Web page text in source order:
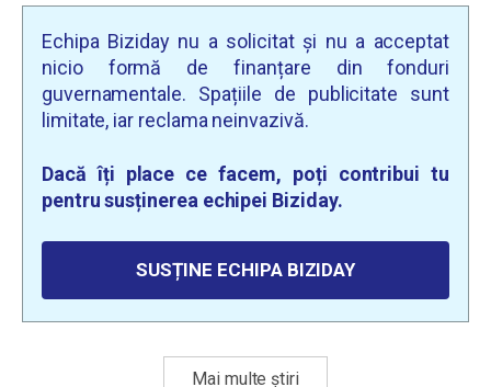
Echipa Biziday nu a solicitat și nu a acceptat
nicio formă de finanțare din fonduri
guvernamentale. Spațiile de publicitate sunt
limitate, iar reclama neinvazivă.
Dacă îți place ce facem, poți contribui tu
pentru susținerea echipei Biziday.
SUSȚINE ECHIPA BIZIDAY
Mai multe știri